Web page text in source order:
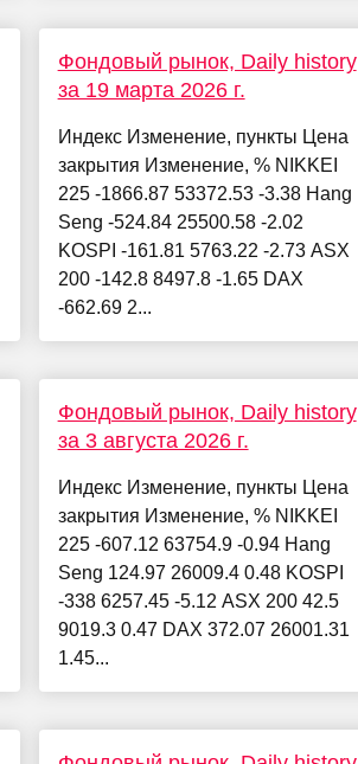
Фондовый рынок, Daily history
за 19 марта 2026 г.
Индекс Изменение, пункты Цена
закрытия Изменение, % NIKKEI
225 -1866.87 53372.53 -3.38 Hang
Seng -524.84 25500.58 -2.02
KOSPI -161.81 5763.22 -2.73 ASX
200 -142.8 8497.8 -1.65 DAX
-662.69 2...
Фондовый рынок, Daily history
за 3 августа 2026 г.
Индекс Изменение, пункты Цена
закрытия Изменение, % NIKKEI
225 -607.12 63754.9 -0.94 Hang
Seng 124.97 26009.4 0.48 KOSPI
-338 6257.45 -5.12 ASX 200 42.5
9019.3 0.47 DAX 372.07 26001.31
1.45...